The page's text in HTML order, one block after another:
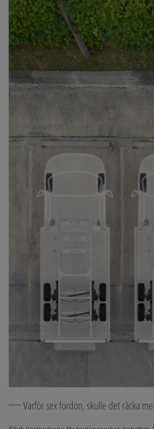
Varför sex fordon, skulle det räcka